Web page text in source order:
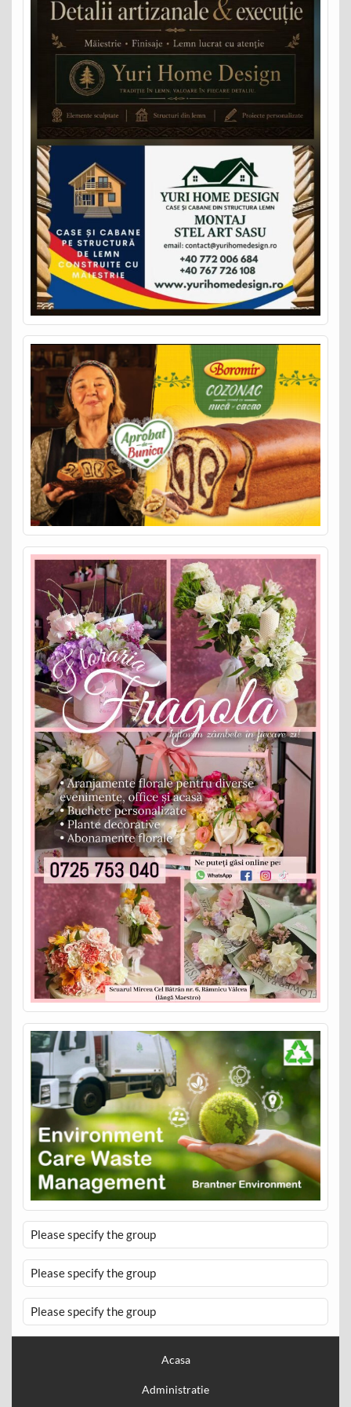
Please specify the group
Please specify the group
Please specify the group
Acasa
Administratie